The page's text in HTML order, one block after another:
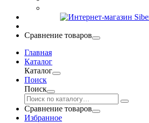
Сравнение товаров
Главная
Каталог
Каталог
Поиск
Поиск
Сравнение товаров
Избранное